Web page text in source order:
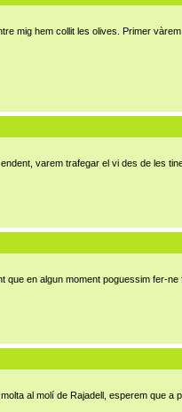
mig hem collit les olives. Primer
varem trafegar el vi des de les
en algun moment poguessim fer-
al molí de Rajadell, esperem que a